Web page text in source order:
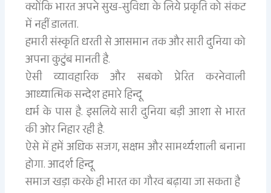
क्योंकि भारत अपने सुख-सुविधा के लिये प्रकृति को संकट
में नहीं डालता.
हमारी संस्कृति धरती से आसमान तक और सारी दुनिया को
अपना कुटुंब मानती है.
ऐसी व्यावहारिक और सबको प्रेरित करनेवाली
आध्यात्मिक सन्देश हमारे हिन्दू
धर्म के पास है. इसलिये सारी दुनिया बड़ी आशा से भारत
की ओर निहार रही है.
ऐसे में हमें अधिक सजग, सक्षम और सामर्थ्यशाली बनाना
होगा. आदर्श हिन्दू
समाज खड़ा करके ही भारत का गौरव बढ़ाया जा सकता है